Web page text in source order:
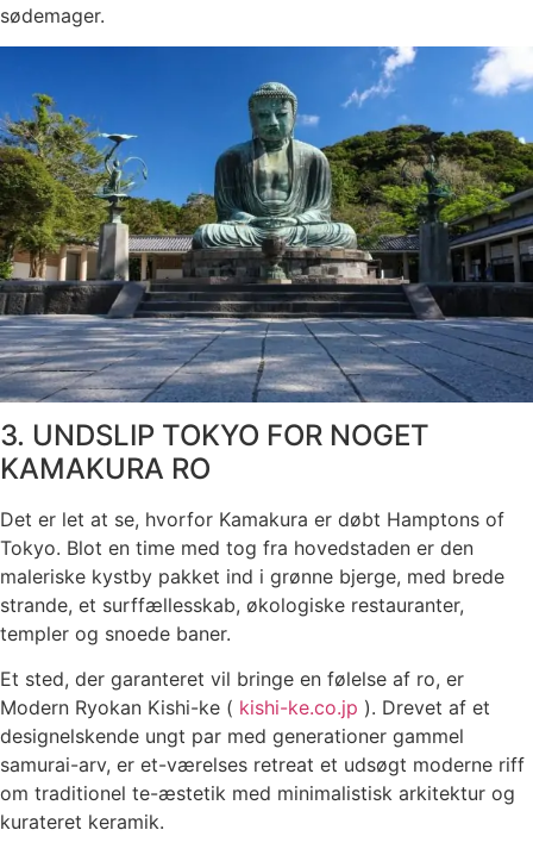
sødemager.
3. UNDSLIP TOKYO FOR NOGET
KAMAKURA RO
Det er let at se, hvorfor Kamakura er døbt Hamptons of
Tokyo. Blot en time med tog fra hovedstaden er den
maleriske kystby pakket ind i grønne bjerge, med brede
strande, et surffællesskab, økologiske restauranter,
templer og snoede baner.
Et sted, der garanteret vil bringe en følelse af ro, er
Modern Ryokan Kishi-ke ( kishi-ke.co.jp ). Drevet af et
designelskende ungt par med generationer gammel
samurai-arv, er et-værelses retreat et udsøgt moderne riff
om traditionel te-æstetik med minimalistisk arkitektur og
kurateret keramik.